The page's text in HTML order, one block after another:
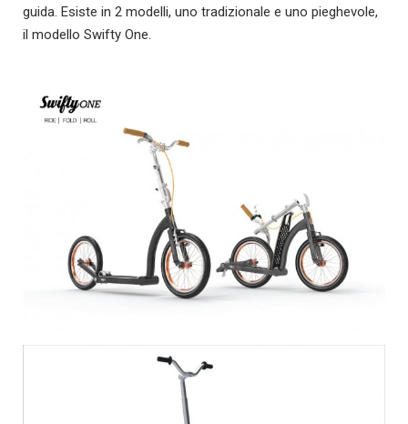
guida. Esiste in 2 modelli, uno tradizionale e uno pieghevole,
il modello Swifty One.